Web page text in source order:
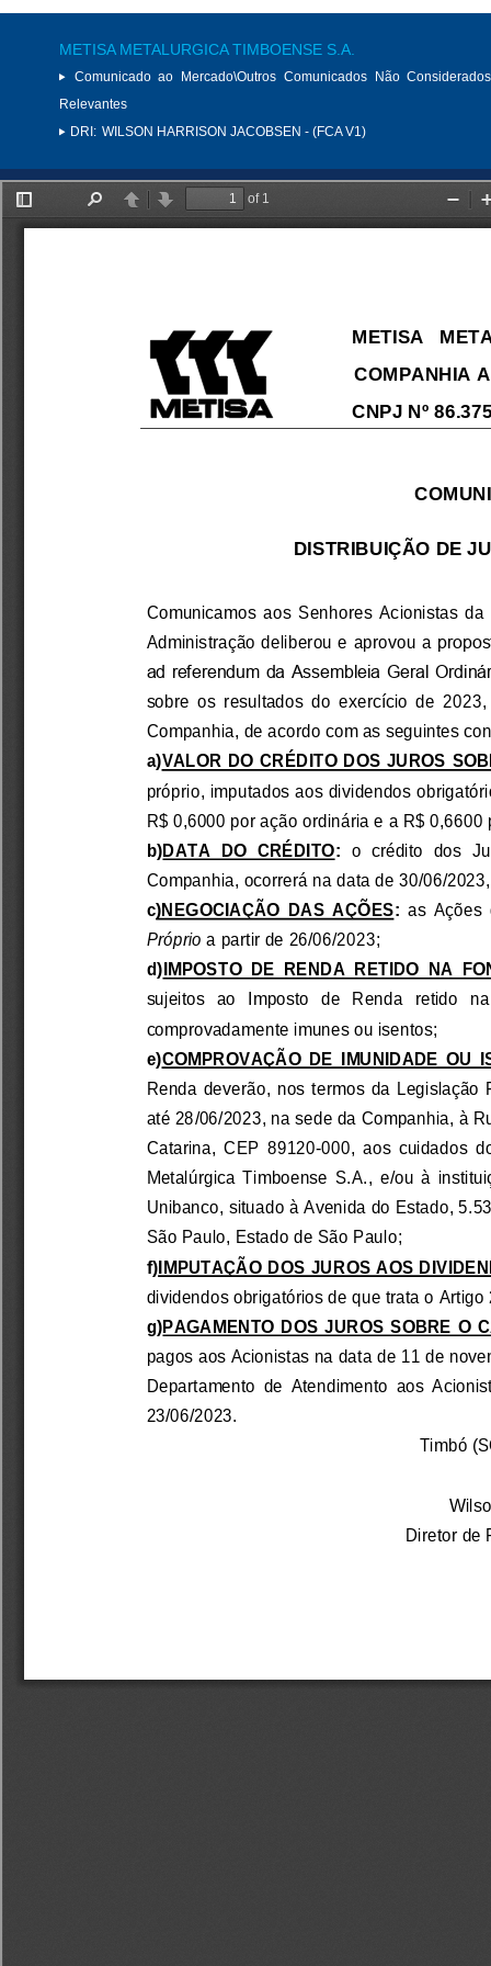
METISA METALURGICA TIMBOENSE S.A.
Comunicado ao Mercado\Outros Comunicados Não
Relevantes
DRI: WILSON HARRISON JACOBSEN - (FCA V1)